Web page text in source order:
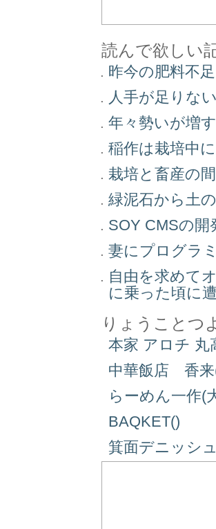
読んで欲しい
昨今の肥料不
人手が足りな
年々勢いが増
稲作は栽培中
栽培と畜産の
緑泥石から土
SOY CMSの開
妻にプログラ
自由を求めて
に乗った頃に
りょうことつ
本家 アロチ 丸
中華飯店 香来
らーめん一作(
BAQKET()
箕面デニッシ